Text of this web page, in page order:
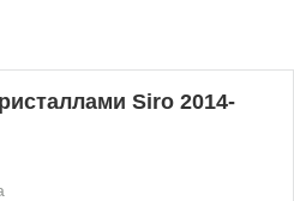
Siro 2014-